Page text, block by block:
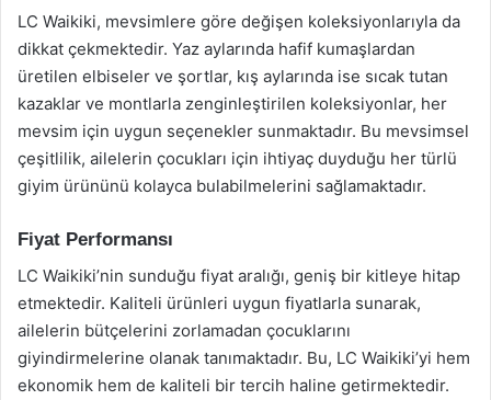
LC Waikiki, mevsimlere göre değişen koleksiyonlarıyla da
dikkat çekmektedir. Yaz aylarında hafif kumaşlardan
üretilen elbiseler ve şortlar, kış aylarında ise sıcak tutan
kazaklar ve montlarla zenginleştirilen koleksiyonlar, her
mevsim için uygun seçenekler sunmaktadır. Bu mevsimsel
çeşitlilik, ailelerin çocukları için ihtiyaç duyduğu her türlü
giyim ürününü kolayca bulabilmelerini sağlamaktadır.
Fiyat Performansı
LC Waikiki’nin sunduğu fiyat aralığı, geniş bir kitleye hitap
etmektedir. Kaliteli ürünleri uygun fiyatlarla sunarak,
ailelerin bütçelerini zorlamadan çocuklarını
giyindirmelerine olanak tanımaktadır. Bu, LC Waikiki’yi hem
ekonomik hem de kaliteli bir tercih haline getirmektedir.